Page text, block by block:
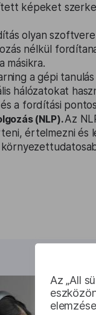
Az „All
képeket
olyan
nélkül
másikra.
a gépi
hálózatokat
a fordítási
(NLP).Az
értelmezni és